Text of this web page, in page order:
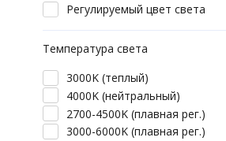
Регулируемый цвет света
Температура света
3000K (теплый)
4000K (нейтральный)
2700-4500K (плавная рег.)
3000-6000K (плавная рег.)